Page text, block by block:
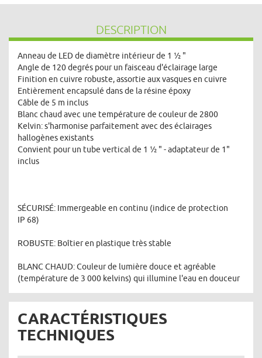
DESCRIPTION
Anneau de LED de diamètre intérieur de 1 ½ "
Angle de 120 degrés pour un faisceau d'éclairage large
Finition en cuivre robuste, assortie aux vasques en cuivre
Entièrement encapsulé dans de la résine époxy
Câble de 5 m inclus
Blanc chaud avec une température de couleur de 2800
Kelvin: s'harmonise parfaitement avec des éclairages
hallogènes existants
Convient pour un tube vertical de 1 ½ " - adaptateur de 1"
inclus
SÉCURISÉ: Immergeable en continu (indice de protection
IP 68)
ROBUSTE: Boîtier en plastique très stable
BLANC CHAUD: Couleur de lumière douce et agréable
(température de 3 000 kelvins) qui illumine l'eau en douceur
CARACTÉRISTIQUES
TECHNIQUES